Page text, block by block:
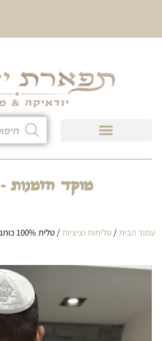
מוקד הזמנות - 04-6044460
עמוד הבית/ טליתות וציציות/ טלית 100% כותנה "כתר" פסים תכלת